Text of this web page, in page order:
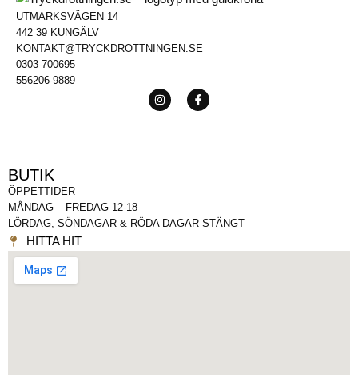
UTMARKSVÄGEN 14
442 39 KUNGÄLV
KONTAKT@TRYCKDROTTNINGEN.SE
0303-700695
556206-9889
BUTIK
ÖPPETTIDER
MÅNDAG – FREDAG 12-18
LÖRDAG, SÖNDAGAR & RÖDA DAGAR STÄNGT
HITTA HIT